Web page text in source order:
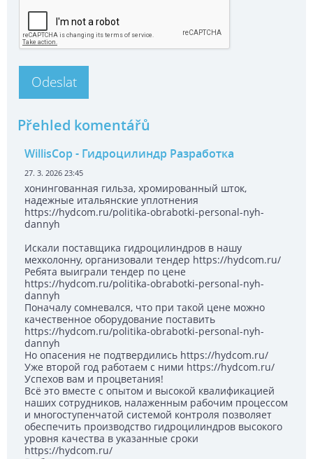
Přehled komentářů
WillisCop - Гидроцилиндр Разработка
27. 3. 2026 23:45
хонингованная гильза, хромированный шток,
надежные итальянские уплотнения
https://hydcom.ru/politika-obrabotki-personal-nyh-
dannyh
Искали поставщика гидроцилиндров в нашу
мехколонну, организовали тендер https://hydcom.ru/
Ребята выиграли тендер по цене
https://hydcom.ru/politika-obrabotki-personal-nyh-
dannyh
Поначалу сомневался, что при такой цене можно
качественное оборудование поставить
https://hydcom.ru/politika-obrabotki-personal-nyh-
dannyh
Но опасения не подтвердились https://hydcom.ru/
Уже второй год работаем с ними https://hydcom.ru/
Успехов вам и процветания!
Всё это вместе с опытом и высокой квалификацией
наших сотрудников, налаженным рабочим процессом
и многоступенчатой системой контроля позволяет
обеспечить производство гидроцилиндров высокого
уровня качества в указанные сроки
https://hydcom.ru/